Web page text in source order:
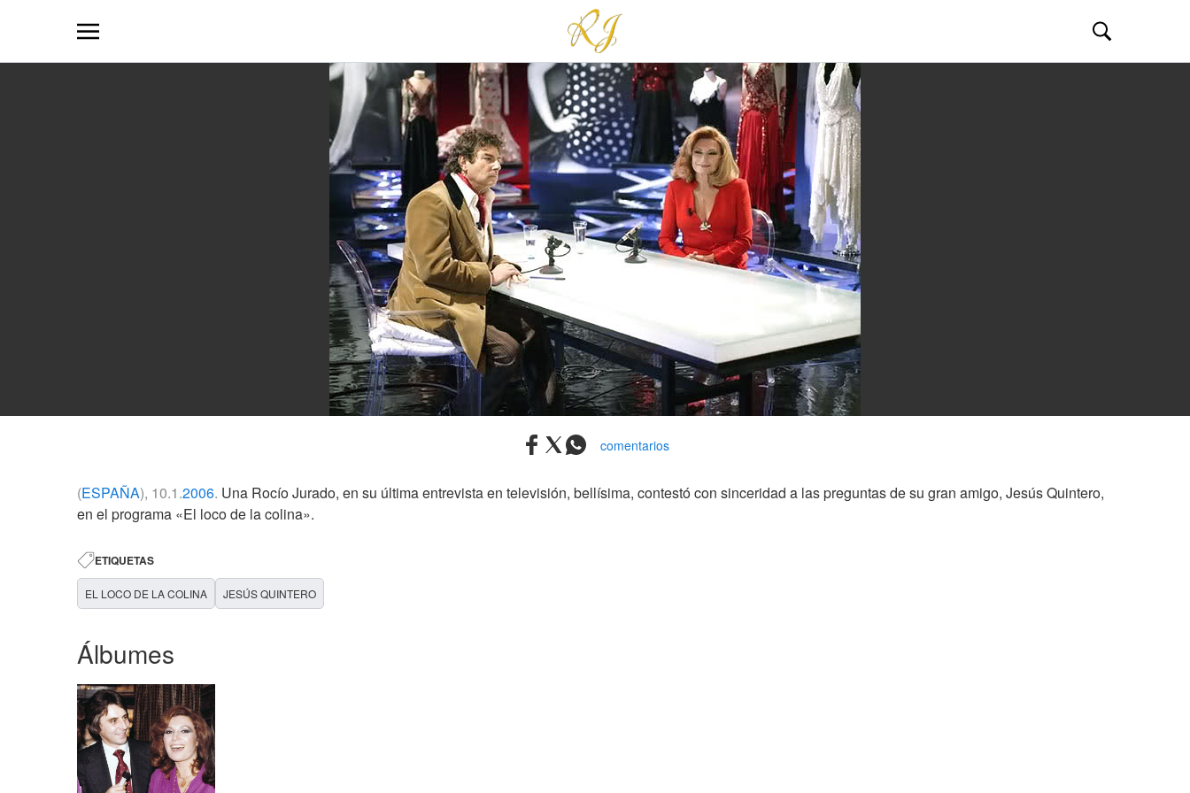
comentarios
(ESPAÑA), 10.1.2006. Una Rocío Jurado, en su última entrevista en televisión, bellísima, contestó con sinceridad a las preguntas de su gran amigo, Jesús Quintero,
en el programa «El loco de la colina».
ETIQUETAS
EL LOCO DE LA COLINA JESÚS QUINTERO
Álbumes